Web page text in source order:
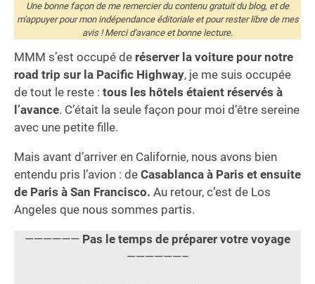
Une bonne façon de me remercier du contenu gratuit du blog, et de
m'appuyer pour mon indépendance éditoriale et pour rester libre de mes
avis ! Merci d'avance et bonne lecture.
MMM s’est occupé de réserver la voiture pour notre
road trip sur la Pacific Highway, je me suis occupée
de tout le reste : tous les hôtels étaient réservés à
l’avance. C’était la seule façon pour moi d’être sereine
avec une petite fille.
Mais avant d’arriver en Californie, nous avons bien
entendu pris l’avion : de Casablanca à Paris et ensuite
de Paris à San Francisco. Au retour, c’est de Los
Angeles que nous sommes partis.
—————— Pas le temps de préparer votre voyage
——————–